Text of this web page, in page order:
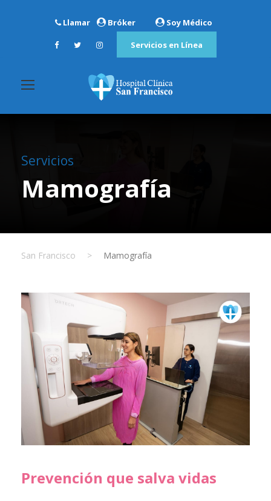
Llamar Bróker Soy Médico
Servicios en Línea
Servicios
Mamografía
San Francisco > Mamografía
Prevención que salva vidas